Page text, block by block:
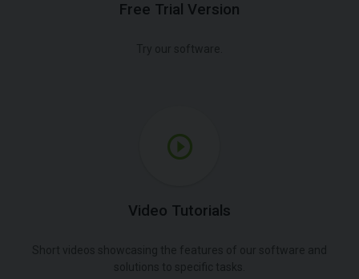
Free Trial Version
Video Tutorials